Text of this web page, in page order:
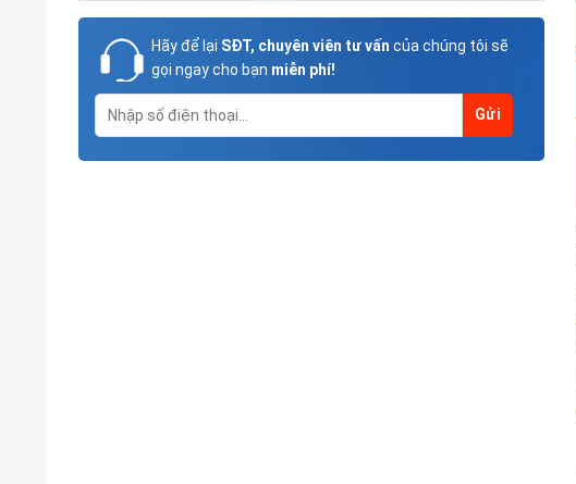
Hãy để lại SĐT, chuyên viên tư vấn của chúng tôi sẽ
gọi ngay cho bạn miễn phí!